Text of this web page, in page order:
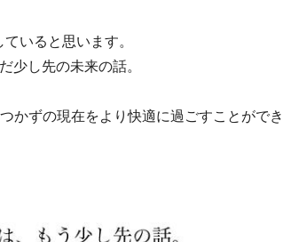
いると思います。
少し先の未来の話。
かずの現在をより快適に過ごすことができ